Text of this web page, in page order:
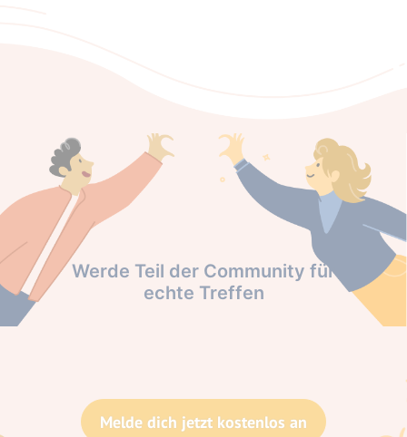
Werde Teil der Community für
echte Treffen
Melde dich jetzt kostenlos an